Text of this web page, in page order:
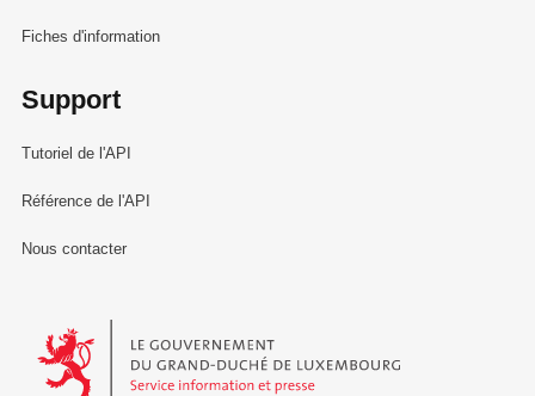
Fiches d'information
Support
Tutoriel de l'API
Référence de l'API
Nous contacter
Le Gouvernement du Grand-Duché de Luxembourg - Service